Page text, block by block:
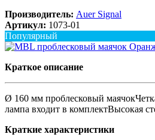
Производитель: Auer Signal
Артикул: 1073-01
Популярный
Краткое описание
Ø 160 мм проблесковый
лампа входит в комплектВысокая
Краткие характеристики